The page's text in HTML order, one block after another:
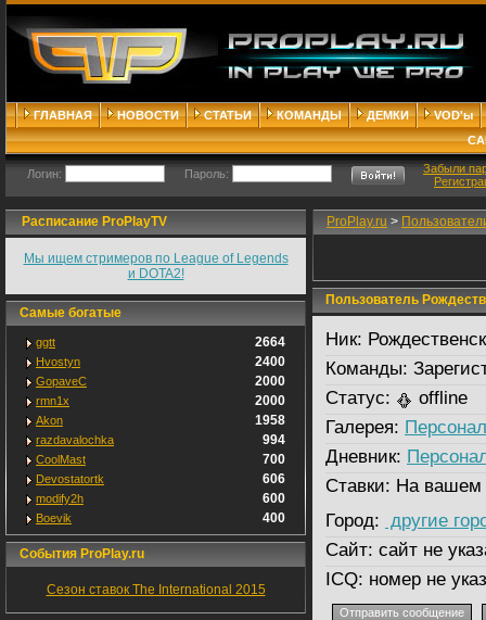
ГЛАВНАЯ НОВОСТИ СТАТЬИ КОМАНДЫ ДЕМКИ
VOD'ы
Логин: Пароль:
Забыли
Расписание ProPlayTV
Мы ищем стримеров по League of Legends
и DOTA2!
Самые богатые
ggtt 2664
Hvostyn 2400
GopaveC 2000
rmn1x 2000
Akon 1958
razdavalochka 994
CoolMast 700
Devostatortk 606
modify2h 600
Boevik 400
События ProPlay.ru
Сезон ставок The International 2015
ProPlay.ru >
Пользователь
Ник:
Команды:
Статус:
offline
Галерея:
Дневник:
Ставки: На вашем
Город: другие
Сайт: сайт не
ICQ: номер не